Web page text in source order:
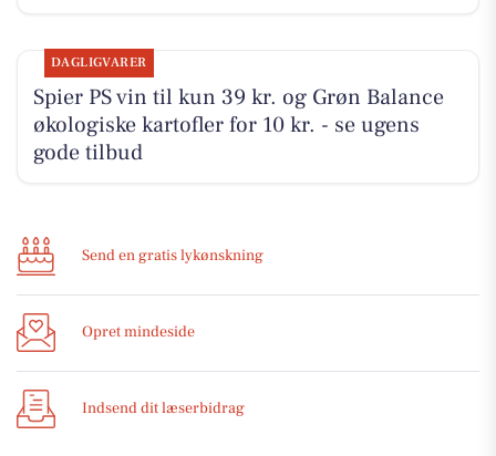
DAGLIGVARER
Spier PS vin til kun 39 kr. og Grøn Balance
økologiske kartofler for 10 kr. - se ugens
gode tilbud
Send en gratis lykønskning
Opret mindeside
Indsend dit læserbidrag